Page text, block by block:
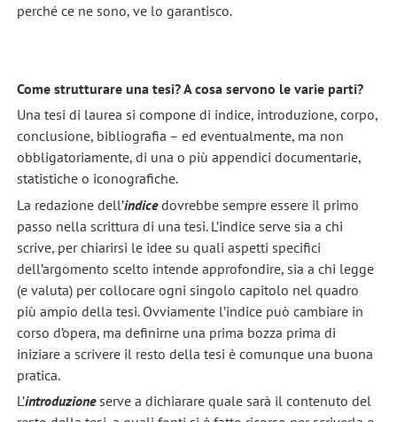
perché ce ne sono, ve lo garantisco.
Come strutturare una tesi? A cosa servono le varie parti?
Una tesi di laurea si compone di indice, introduzione, corpo,
conclusione, bibliografia – ed eventualmente, ma non
obbligatoriamente, di una o più appendici documentarie,
statistiche o iconografiche.
La redazione dell’indice dovrebbe sempre essere il primo
passo nella scrittura di una tesi. L’indice serve sia a chi
scrive, per chiarirsi le idee su quali aspetti specifici
dell’argomento scelto intende approfondire, sia a chi legge
(e valuta) per collocare ogni singolo capitolo nel quadro
più ampio della tesi. Ovviamente l’indice può cambiare in
corso d’opera, ma definirne una prima bozza prima di
iniziare a scrivere il resto della tesi è comunque una buona
pratica.
L’introduzioneserve a dichiarare quale sarà il contenuto del